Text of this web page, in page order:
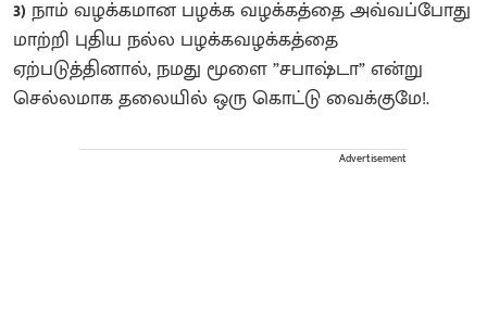
3) நாம் வழக்கமான பழக்க வழக்கத்தை அவ்வப்போது
மாற்றி புதிய நல்ல பழக்கவழக்கத்தை
ஏற்படுத்தினால், நமது மூளை ”சபாஷ்டா” என்று
செல்லமாக தலையில் ஒரு கொட்டு வைக்குமே!.
Advertisement